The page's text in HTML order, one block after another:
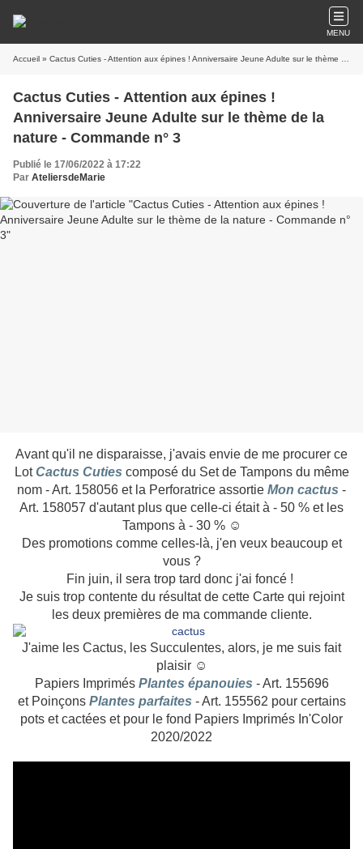
MENU
Accueil » Cactus Cuties - Attention aux épines ! Anniversaire Jeune Adulte sur le thème de la nature - Commande n° 3
Cactus Cuties - Attention aux épines !
Anniversaire Jeune Adulte sur le thème de la
nature - Commande n° 3
Publié le 17/06/2022 à 17:22
Par AteliersdeMarie
Avant qu'il ne disparaisse, j'avais envie de me procurer ce
LotCactus Cuties composé du Set de Tampons du même
nom - Art. 158056 et la Perforatrice assortie Mon cactus -
Art. 158057 d'autant plus que celle-ci était à - 50 % et les
Tampons à - 30 % ☺
Des promotions comme celles-là, j'en veux beaucoup et
vous ?
Fin juin, il sera trop tard donc j'ai foncé !
Je suis trop contente du résultat de cette Carte qui rejoint
les deux premières de ma commande cliente.
J'aime les Cactus, les Succulentes, alors, je me suis fait
plaisir ☺
Papiers Imprimés Plantes épanouies - Art. 155696
et Poinçons Plantes parfaites - Art. 155562 pour certains
pots et cactées et pour le fond Papiers Imprimés In'Color
2020/2022